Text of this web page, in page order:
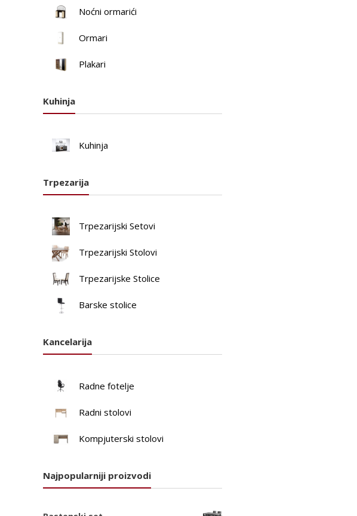
Noćni ormarići
Ormari
Plakari
Kuhinja
Kuhinja
Trpezarija
Trpezarijski Setovi
Trpezarijski Stolovi
Trpezarijske Stolice
Barske stolice
Kancelarija
Radne fotelje
Radni stolovi
Kompjuterski stolovi
Najpopularniji proizvodi